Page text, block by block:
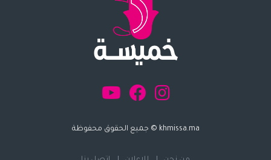
khmissa.ma © جميع الحقوق محفوظة